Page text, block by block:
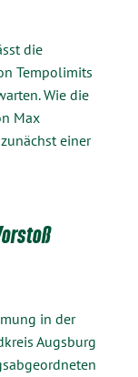
die
Tempolimits
Wie die
Max
einer
in der
Augsburg